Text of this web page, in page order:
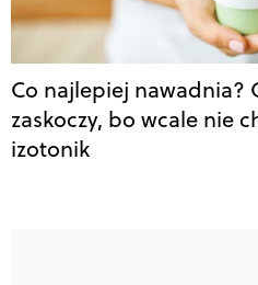
Co najlepiej nawadnia?
zaskoczy, bo wcale nie
izotonik